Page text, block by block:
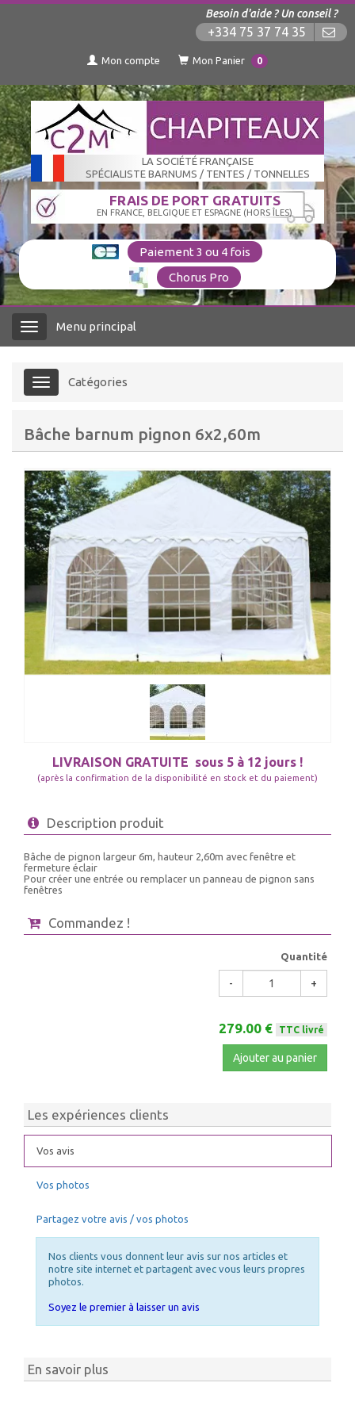
Besoin d'aide ? Un conseil ?
+334 75 37 74 35
Mon compte Mon Panier 0
LA SOCIÉTÉ FRANÇAISE
SPÉCIALISTE BARNUMS / TENTES / TONNELLES
FRAIS DE PORT GRATUITS
EN FRANCE, BELGIQUE ET ESPAGNE (HORS ÎLES)
Paiement 3 ou 4 fois
Chorus Pro
Menu Menu principal
Menu Catégories
Bâche barnum pignon 6x2,60m
LIVRAISON GRATUITE sous 5 à 12 jours !
(après la confirmation de la disponibilité en stock et du paiement)
Description produit
Bâche de pignon largeur 6m, hauteur 2,60m avec fenêtre et
fermeture éclair
Pour créer une entrée ou remplacer un panneau de pignon sans
fenêtres
Commandez !
Quantité
- +
279.00 € TTC livré
Ajouter au panier
Les expériences clients
Vos avis
Vos photos
Partagez votre avis / vos photos
Nos clients vous donnent leur avis sur nos articles et
notre site internet et partagent avec vous leurs propres
photos.
Soyez le premier à laisser un avis
En savoir plus